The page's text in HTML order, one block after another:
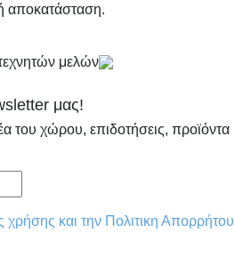
αποκατάσταση.
μας!
του χώρου, επιδοτήσεις, προϊόντα
και την Πολιτικη Απορρήτου